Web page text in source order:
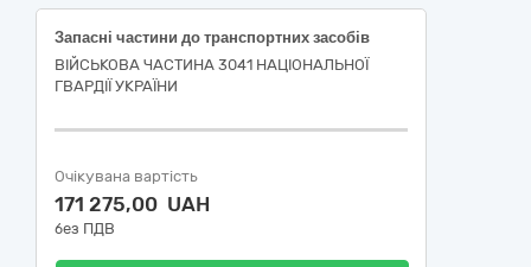
Запасні частини до транспортних засобів
ВІЙСЬКОВА ЧАСТИНА 3041 НАЦІОНАЛЬНОЇ
ГВАРДІЇ УКРАЇНИ
Очікувана вартість
171 275,00 UAH
без ПДВ